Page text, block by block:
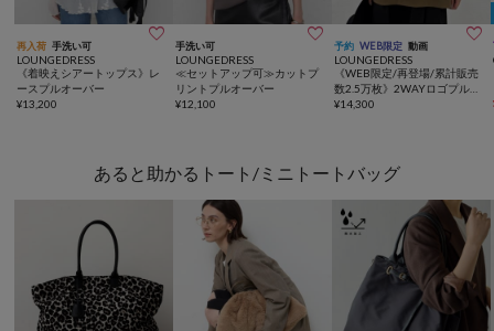
再入荷 手洗い可 
LOUNGEDRESS
《着映えシアートップス》レ
ースプルオーバー
¥13,200
手洗い可 
LOUNGEDRESS
≪セットアップ可≫カットプ
リントプルオーバー
¥12,100
予約 WEB限定 動画 
LOUNGEDRESS
《WEB限定/再登場/累計販売
数2.5万枚》2WAYロゴプルオ
ーバー
¥14,300
あると助かるトート/ミニトートバッグ